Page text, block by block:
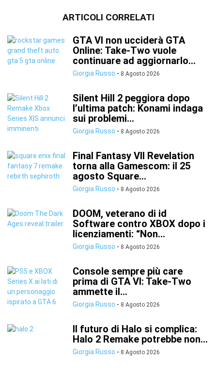
ARTICOLI CORRELATI
GTA VI non ucciderà GTA
Online: Take-Two vuole
continuare ad aggiornarlo...
Giorgia Russo - 8 Agosto 2026
Silent Hill 2 peggiora dopo
l’ultima patch: Konami indaga
sui problemi...
Giorgia Russo - 8 Agosto 2026
Final Fantasy VII Revelation
torna alla Gamescom: il 25
agosto Square...
Giorgia Russo - 8 Agosto 2026
DOOM, veterano di id
Software contro XBOX dopo i
licenziamenti: “Non...
Giorgia Russo - 8 Agosto 2026
Console sempre più care
prima di GTA VI: Take-Two
ammette il...
Giorgia Russo - 8 Agosto 2026
Il futuro di Halo si complica:
Halo 2 Remake potrebbe non...
Giorgia Russo - 8 Agosto 2026